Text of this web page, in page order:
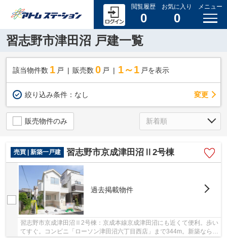
閲覧履歴
0
お気に入り
0
メニュー
習志野市津田沼 戸建一覧
該当物件数 1 戸 販売数 0 戸 1～1 戸を表示
絞り込み条件： なし 変更
販売物件のみ
売買 | 新築一戸建 習志野市京成津田沼Ⅱ2号棟
過去掲載物件
習志野市京成津田沼Ⅱ2号棟：京成本線京成津田沼にも近くて便利。歩い
てすぐ。コンビニ「ローソン津田沼六丁目西店」まで344m。新築ならで